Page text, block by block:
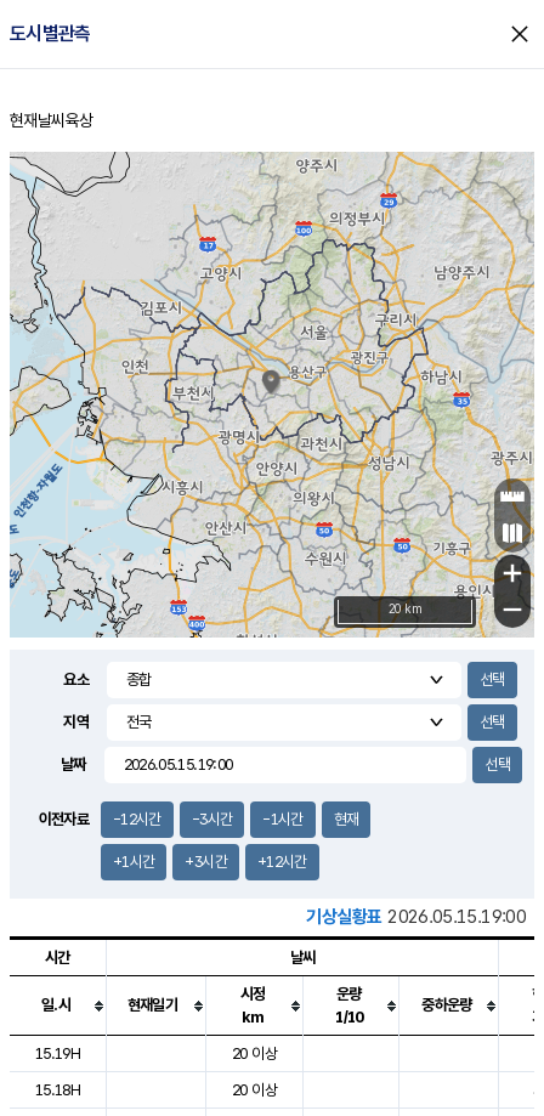
도시별관측 close
홈
현재날씨 육상
+
−
20 km
요소
지역
날짜
이전자료 -12시간 -3시간 -1시간 현재
+1시간 +3시간 +12시간
기상실황표 2026.05.15.19:00
도시별 기상실황표로 지점, 날씨, 기온, 강수, 바람, 기압등을 안내한 표입
시간 날씨
일.시 현재일기
시정
km
운량
1/10
중하운량
15.19H
20 이상
15.18H
20 이상